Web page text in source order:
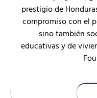
prestigio de
compromiso con el
sino también
educativas y de